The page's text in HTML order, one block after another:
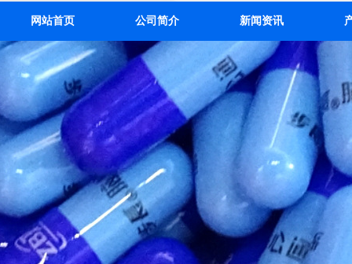
网站首页 公司简介 新闻资讯